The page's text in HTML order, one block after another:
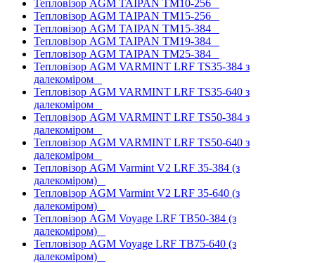
Тепловізор AGM TAIPAN TM10-256
Тепловізор AGM TAIPAN TM15-256
Тепловізор AGM TAIPAN TM15-384
Тепловізор AGM TAIPAN TM19-384
Тепловізор AGM TAIPAN TM25-384
Тепловізор AGM VARMINT LRF TS35-384 з
далекоміром
Тепловізор AGM VARMINT LRF TS35-640 з
далекоміром
Тепловізор AGM VARMINT LRF TS50-384 з
далекоміром
Тепловізор AGM VARMINT LRF TS50-640 з
далекоміром
Тепловізор AGM Varmint V2 LRF 35-384 (з
далекоміром)
Тепловізор AGM Varmint V2 LRF 35-640 (з
далекоміром)
Тепловізор AGM Voyage LRF TB50-384 (з
далекоміром)
Тепловізор AGM Voyage LRF TB75-640 (з
далекоміром)